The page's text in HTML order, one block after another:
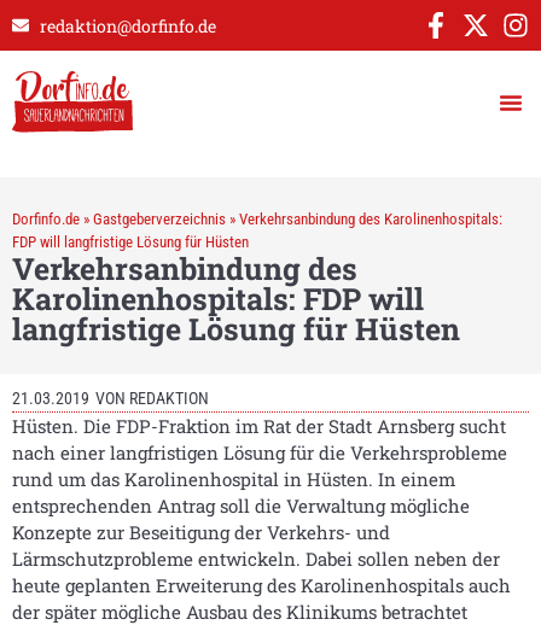
redaktion@dorfinfo.de
Dorfinfo.de » Gastgeberverzeichnis » Verkehrsanbindung des Karolinenhospitals:
FDP will langfristige Lösung für Hüsten
Verkehrsanbindung des
Karolinenhospitals: FDP will
langfristige Lösung für Hüsten
21.03.2019 VON REDAKTION
Hüsten. Die FDP-Fraktion im Rat der Stadt Arnsberg sucht
nach einer langfristigen Lösung für die Verkehrsprobleme
rund um das Karolinenhospital in Hüsten. In einem
entsprechenden Antrag soll die Verwaltung mögliche
Konzepte zur Beseitigung der Verkehrs- und
Lärmschutzprobleme entwickeln. Dabei sollen neben der
heute geplanten Erweiterung des Karolinenhospitals auch
der später mögliche Ausbau des Klinikums betrachtet